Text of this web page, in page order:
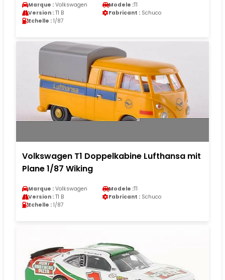
Marque : Volkswagen Modele :T1
Version : T1 B Fabricant : Schuco
Echelle : 1/87
Volkswagen T1 Doppelkabine Lufthansa mit
Plane 1/87 Wiking
Marque : Volkswagen Modele :T1
Version : T1 B Fabricant : Schuco
Echelle : 1/87